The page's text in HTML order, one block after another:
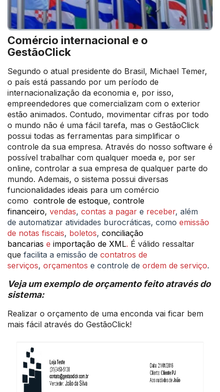
Comércio internacional e o
GestãoClick
Segundo o atual presidente do Brasil, Michael Temer,
o país está passando por um período de
internacionalização da economia e, por isso,
empreendedores que comercializam com o exterior
estão animados. Contudo, movimentar cifras por todo
o mundo não é uma fácil tarefa, mas o GestãoClick
possui todas as ferramentas para simplificar o
controle da sua empresa. Através do nosso software é
possível trabalhar com qualquer moeda e, por ser
online, controlar a sua empresa de qualquer parte do
mundo. Ademais, o sistema possui diversas
funcionalidades ideais para um comércio
como controle de estoque, controle
financeiro, vendas, contas a pagar e receber, além
de automatizar atividades burocráticas, como emissão
de notas fiscais, boletos, conciliação
bancarias e importação de XML. É válido ressaltar
que facilita a emissão de contatros de
serviços, orçamentos e controle de ordem de serviço.
Veja um exemplo de orçamento feito através do
sistema:
Realizar o orçamento de uma enconda vai ficar bem
mais fácil através do GestãoClick!